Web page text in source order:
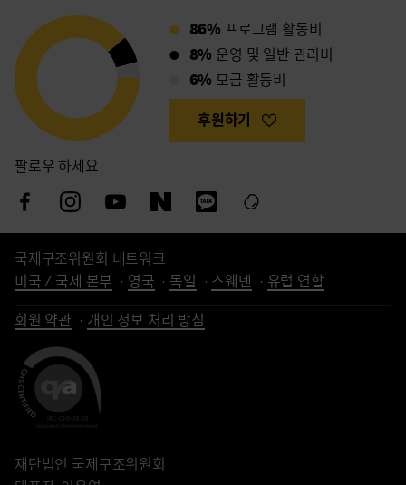
86% 프로그램 활동비
8% 운영 및 일반 관리비
6% 모금 활동비
후원하기
팔로우 하세요
국제구조위원회 네트워크
미국 / 국제 본부
영국 독일 스웨덴 유럽 연합
회원 약관 개인 정보 처리 방침
재단법인 국제구조위원회